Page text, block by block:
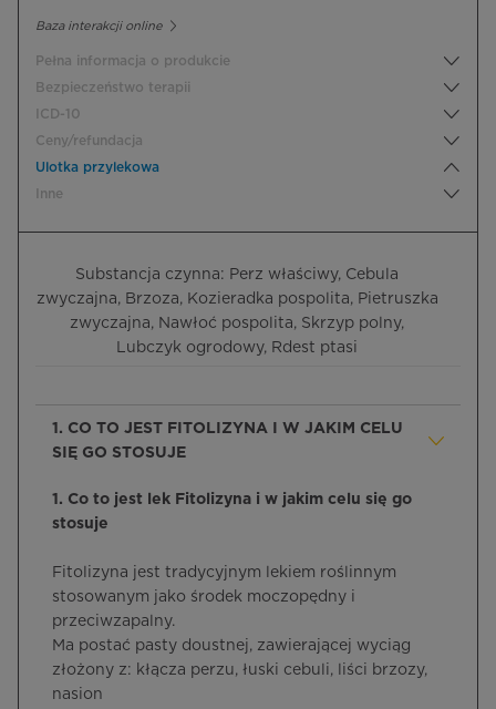
Baza interakcji online
Pełna informacja o produkcie
Bezpieczeństwo terapii
ICD-10
Ceny/refundacja
Ulotka przylekowa
Inne
Substancja czynna: Perz właściwy, Cebula
zwyczajna, Brzoza, Kozieradka pospolita, Pietruszka
zwyczajna, Nawłoć pospolita, Skrzyp polny,
Lubczyk ogrodowy, Rdest ptasi
1. CO TO JEST FITOLIZYNA I W JAKIM CELU
SIĘ GO STOSUJE
1. Co to jest lek Fitolizyna i w jakim celu się go
stosuje
Fitolizyna jest tradycyjnym lekiem roślinnym
stosowanym jako środek moczopędny i
przeciwzapalny.
Ma postać pasty doustnej, zawierającej wyciąg
złożony z: kłącza perzu, łuski cebuli, liści brzozy,
nasion